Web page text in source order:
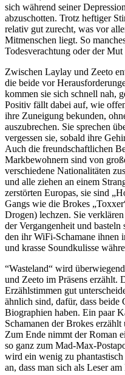
sich während seiner
abzuschotten. Trotz heftiger
relativ gut zurecht, was vor
Mitmenschen liegt. So
Todesverachtung oder der
Zwischen Laylay und Zeeto
die beide vor
kommen sie sich schnell nah,
Positiv fällt dabei auf, wie
ihre Zuneigung bekunden,
auszubrechen. Sie sprechen
vergessen sie, sobald ihre
Auch die freundschaftlichen
Markbewohnern sind von
verschiedene Nationalitäten
und alle ziehen an einem
zerstörten Europas, sie sind
Gangs wie die Brokes
Drogen) lechzen. Sie
der Vergangenheit und basteln
den ihr WiFi-Schamane ihnen
und krasse Soundkulisse
“Wasteland“ wird
und Zeeto im Präsens erzählt.
Erzählstimmen gut
ähnlich sind, dafür, dass beide
Biographien haben. Ein paar
Schamanen der Brokes
Zum Ende nimmt der Roman
so ganz zum Mad-Max-
wird ein wenig zu
an, dass man sich als Leser